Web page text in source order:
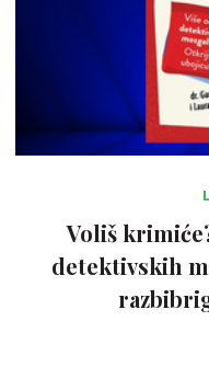
Voliš
detektivskih